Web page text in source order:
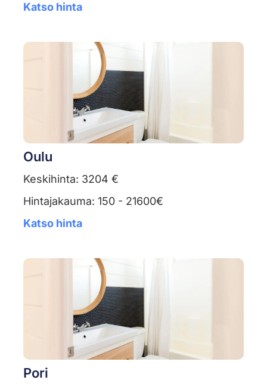
Katso hinta
Oulu
Keskihinta: 3204 €
Hintajakauma: 150 - 21600€
Katso hinta
Pori